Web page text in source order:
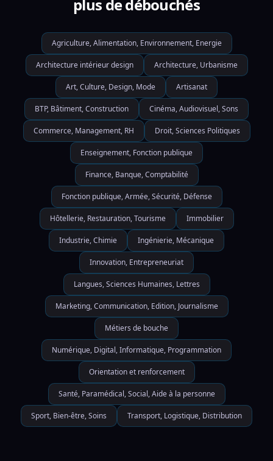
plus de débouchés
Agriculture, Alimentation, Environnement, Energie
Architecture intérieur design Architecture, Urbanisme
Art, Culture, Design, Mode Artisanat
BTP, Bâtiment, Construction Cinéma, Audiovisuel, Sons
Commerce, Management, RH Droit, Sciences Politiques
Enseignement, Fonction publique
Finance, Banque, Comptabilité
Fonction publique, Armée, Sécurité, Défense
Hôtellerie, Restauration, Tourisme Immobilier
Industrie, Chimie Ingénierie, Mécanique
Innovation, Entrepreneuriat
Langues, Sciences Humaines, Lettres
Marketing, Communication, Edition, Journalisme
Métiers de bouche
Numérique, Digital, Informatique, Programmation
Orientation et renforcement
Santé, Paramédical, Social, Aide à la personne
Sport, Bien-être, Soins Transport, Logistique, Distribution